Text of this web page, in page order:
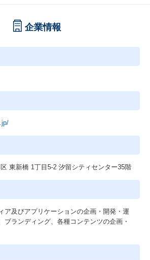
企業情報
東新橋 1丁目5-2 汐留シティセンター35階
ア及びアプリケーションの企画・開発・運
ブランディング、各種コンテンツの企画・